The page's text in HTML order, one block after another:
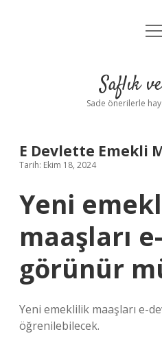
Yasal
Saflık
Sade önerilerle
E Devlette Emekli
Tarih: Ekim 18, 2024
Yeni
maaşları
görünür
Yeni emeklilik maaşları e-
öğrenilebilecek.